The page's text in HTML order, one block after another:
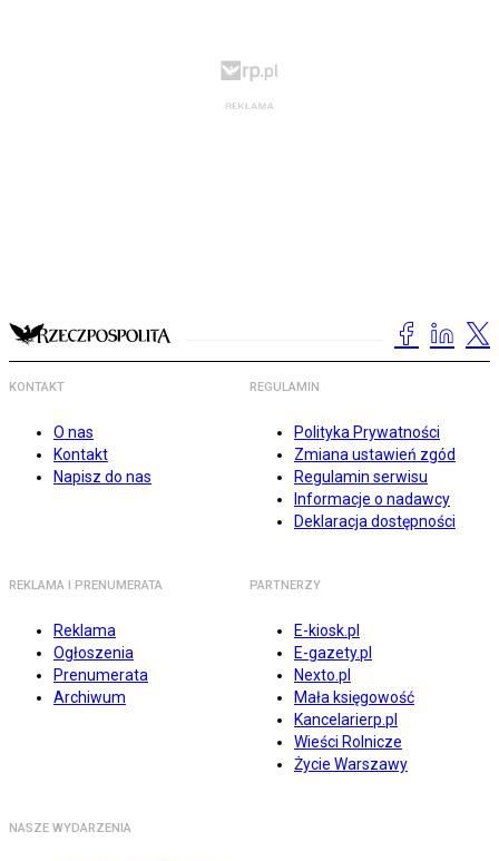
KONTAKT
O nas
Kontakt
Napisz do nas
REGULAMIN
Polityka Prywatności
Zmiana ustawień zgód
Regulamin serwisu
Informacje o nadawcy
Deklaracja dostępności
REKLAMA I PRENUMERATA
Reklama
Ogłoszenia
Prenumerata
Archiwum
PARTNERZY
E-kiosk.pl
E-gazety.pl
Nexto.pl
Mała księgowość
Kancelarierp.pl
Wieści Rolnicze
Życie Warszawy
NASZE WYDARZENIA